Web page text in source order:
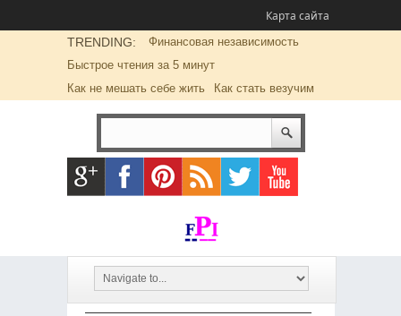
Карта сайта
TRENDING:
Финансовая независимость
Быстрое чтения за 5 минут
Как не мешать себе жить
Как стать везучим